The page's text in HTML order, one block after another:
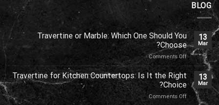
BLOG
13
Mar
Travertine or Marble: Which One Should You
Choose?
Comments Off
on
Travertine
or
Marble:
Which
One
13
Mar
Travertine for Kitchen Countertops: Is It the Right
Choice?
Comments Off
on